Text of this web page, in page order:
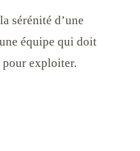
sérénité d’une
équipe qui doit
pour exploiter.